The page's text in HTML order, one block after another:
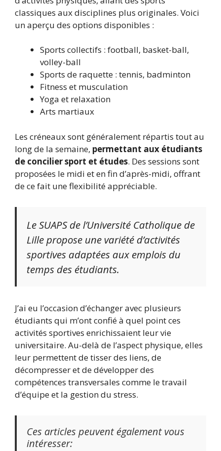
classiques aux disciplines plus originales. Voici
un aperçu des options disponibles :
Sports collectifs : football, basket-ball,
volley-ball
Sports de raquette : tennis, badminton
Fitness et musculation
Yoga et relaxation
Arts martiaux
Les créneaux sont généralement répartis tout au
long de la semaine, permettant aux étudiants
de concilier sport et études. Des sessions sont
proposées le midi et en fin d’après-midi, offrant
de ce fait une flexibilité appréciable.
Le SUAPS de l’Université Catholique de
Lille propose une variété d’activités
sportives adaptées aux emplois du
temps des étudiants.
J’ai eu l’occasion d’échanger avec plusieurs
étudiants qui m’ont confié à quel point ces
activités sportives enrichissaient leur vie
universitaire. Au-delà de l’aspect physique, elles
leur permettent de tisser des liens, de
décompresser et de développer des
compétences transversales comme le travail
d’équipe et la gestion du stress.
Ces articles peuvent également vous
intéresser: